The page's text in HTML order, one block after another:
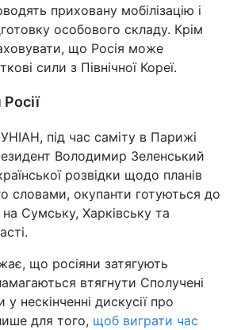
приховану мобілізацію і
особового складу. Крім
що Росія може
сили з Північної Кореї.
під час саміту в Парижі
Володимир Зеленський
розвідки щодо планів
словами, окупанти готуються до
на Сумську, Харківську та
що росіяни затягують
втягнути Сполучені
нескінченні дискусії про
для того, щоб виграти час